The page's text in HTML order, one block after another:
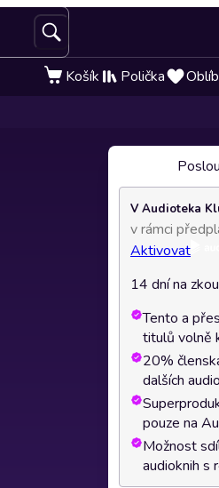
Košík Polička
V Audioteka
v rámci
Aktivovat
14 dní na
Tento a
titulů volně
20%
dalších
pouze na
Možnost
audioknih s